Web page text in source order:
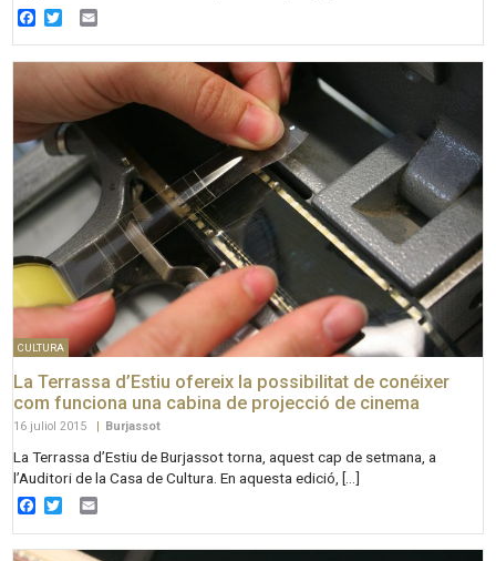
Facebook
Twitter
CULTURA
La Terrassa d’Estiu ofereix la possibilitat de conéixer
com funciona una cabina de projecció de cinema
16 juliol 2015 | Burjassot
La Terrassa d’Estiu de Burjassot torna, aquest cap de setmana, a
l’Auditori de la Casa de Cultura. En aquesta edició, […]
Facebook
Twitter